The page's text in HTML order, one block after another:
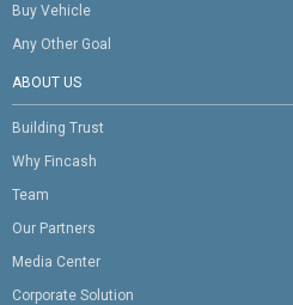
Buy Vehicle
Any Other Goal
ABOUT US
Building Trust
Why Fincash
Team
Our Partners
Media Center
Corporate Solution